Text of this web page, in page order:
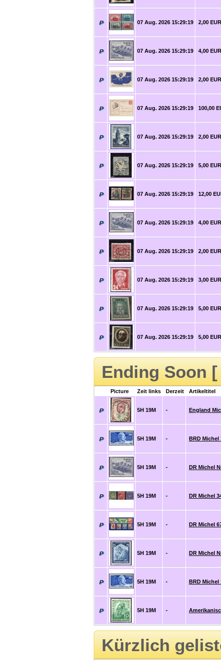
07 Aug. 2026 15:29:19 2,00 EUR
07 Aug. 2026 15:29:19 4,00 EUR
07 Aug. 2026 15:29:19 2,00 EUR
07 Aug. 2026 15:29:19 100,00
07 Aug. 2026 15:29:19 2,00 EUR
07 Aug. 2026 15:29:19 5,00 EUR
07 Aug. 2026 15:29:19 12,00
07 Aug. 2026 15:29:19 4,00 EUR
07 Aug. 2026 15:29:19 2,00 EUR
07 Aug. 2026 15:29:19 3,00 EUR
07 Aug. 2026 15:29:19 5,00 EUR
07 Aug. 2026 15:29:19 5,00 EUR
Ending Soon
Picture Zeit links Derzeit Artikeltitel
5H 19M - England
5H 19M - BRD Michel
5H 19M - DR Michel
5H 19M - DR Michel
5H 19M - DR Michel
5H 19M - DR Michel
5H 19M - BRD Michel
5H 19M -
Kürzlich